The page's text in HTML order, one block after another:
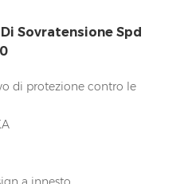
Sovratensione Spd
di protezione contro le